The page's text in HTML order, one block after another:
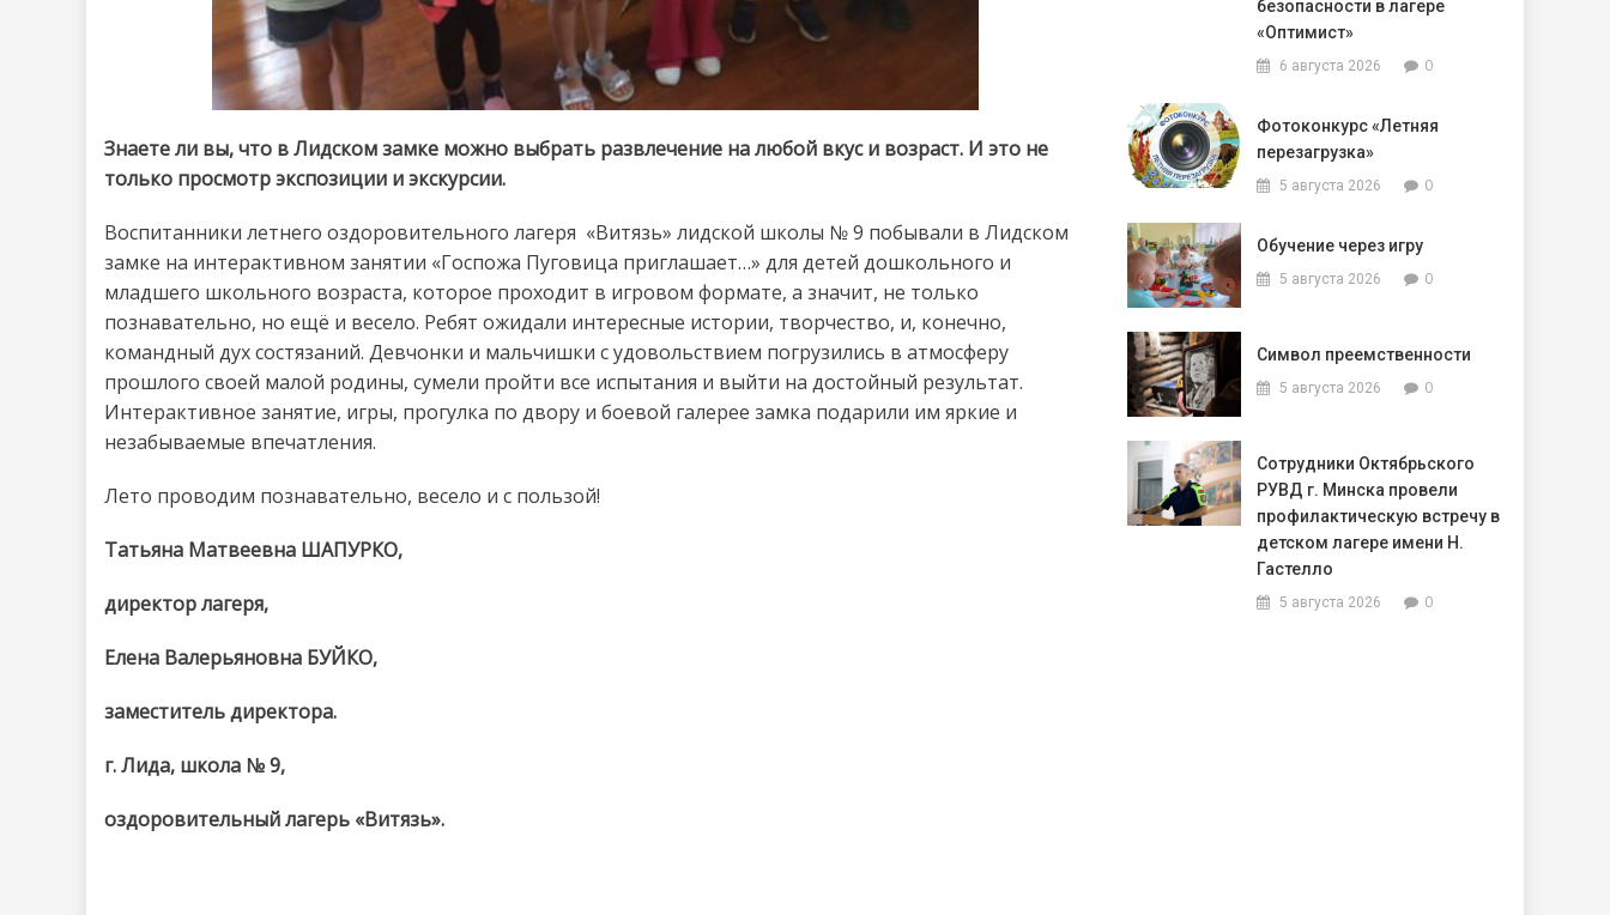
Знаете ли вы, что в Лидском замке можно выбрать развлечение на любой вкус и возраст. И это не
только просмотр экспозиции и экскурсии.
Воспитанники летнего оздоровительного лагеря «Витязь» лидской школы № 9 побывали в Лидском
замке на интерактивном занятии «Госпожа Пуговица приглашает…» для детей дошкольного и
младшего школьного возраста, которое проходит в игровом формате, а значит, не только
познавательно, но ещё и весело. Ребят ожидали интересные истории, творчество, и, конечно,
командный дух состязаний. Девчонки и мальчишки с удовольствием погрузились в атмосферу
прошлого своей малой родины, сумели пройти все испытания и выйти на достойный результат.
Интерактивное занятие, игры, прогулка по двору и боевой галерее замка подарили им яркие и
незабываемые впечатления.
Лето проводим познавательно, весело и с пользой!
Татьяна Матвеевна ШАПУРКО,
директор лагеря,
Елена Валерьяновна БУЙКО,
заместитель директора.
г. Лида, школа № 9,
оздоровительный лагерь «Витязь».
безопасности в лагере
«Оптимист»
6 августа 2026 0
Фотоконкурс «Летняя
перезагрузка»
5 августа 2026 0
Обучение через игру
5 августа 2026 0
Символ преемственности
5 августа 2026 0
Сотрудники Октябрьского
РУВД г. Минска провели
профилактическую встречу в
детском лагере имени Н.
Гастелло
5 августа 2026 0